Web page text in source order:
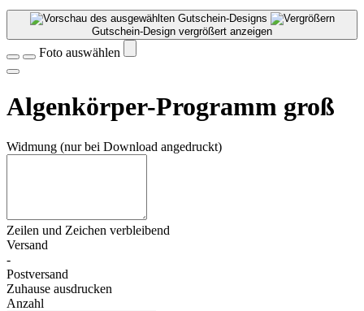
Gutschein-Design vergrößert anzeigen
Foto auswählen
Algenkörper-Programm groß
Widmung (nur bei Download angedruckt)
Zeilen und Zeichen verbleibend
Versand
-
Postversand
Zuhause ausdrucken
Anzahl